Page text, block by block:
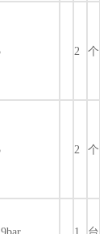
2 个
2 个
1 台